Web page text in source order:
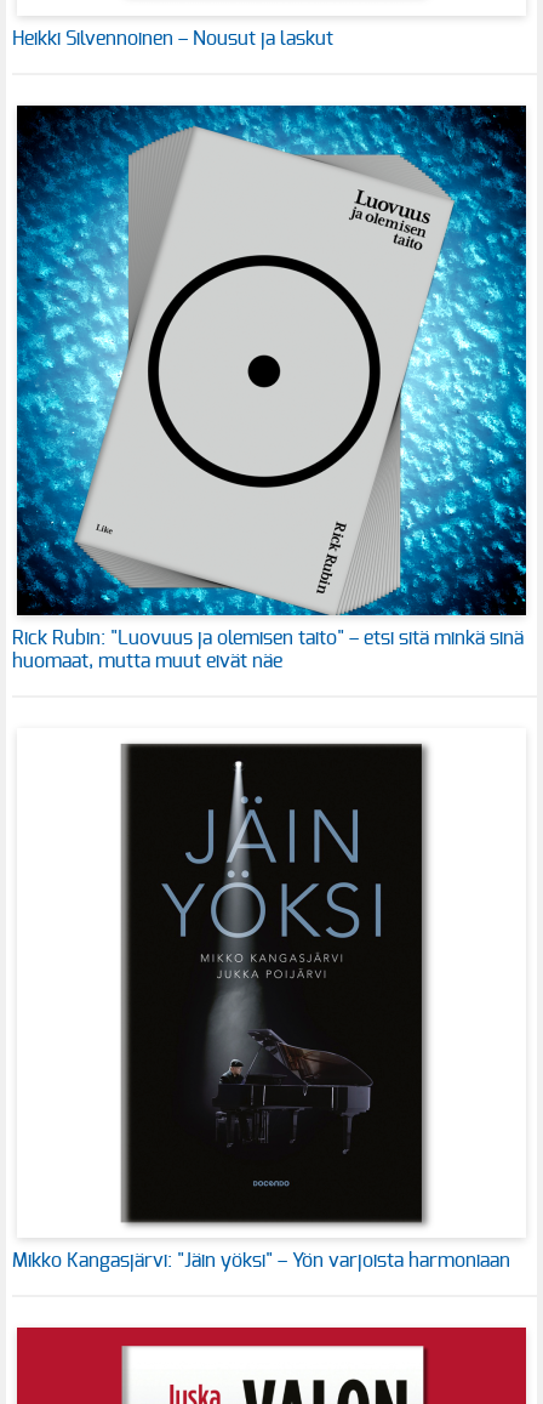
Heikki Silvennoinen – Nousut ja laskut
Rick Rubin: "Luovuus ja olemisen taito" – etsi sitä minkä sinä
huomaat, mutta muut eivät näe
Mikko Kangasjärvi: "Jäin yöksi" – Yön varjoista harmoniaan